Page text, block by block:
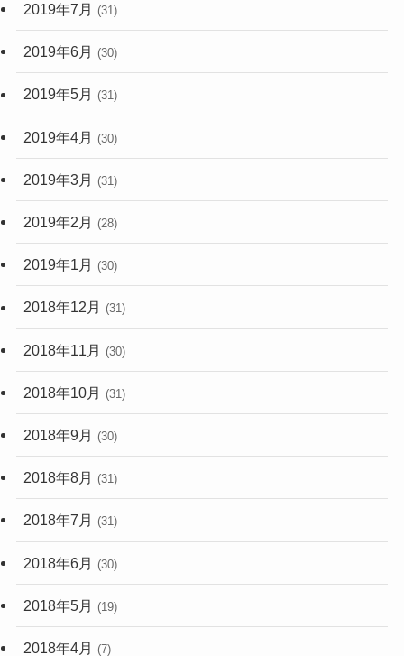
2019年7月 (31)
2019年6月 (30)
2019年5月 (31)
2019年4月 (30)
2019年3月 (31)
2019年2月 (28)
2019年1月 (30)
2018年12月 (31)
2018年11月 (30)
2018年10月 (31)
2018年9月 (30)
2018年8月 (31)
2018年7月 (31)
2018年6月 (30)
2018年5月 (19)
2018年4月 (7)